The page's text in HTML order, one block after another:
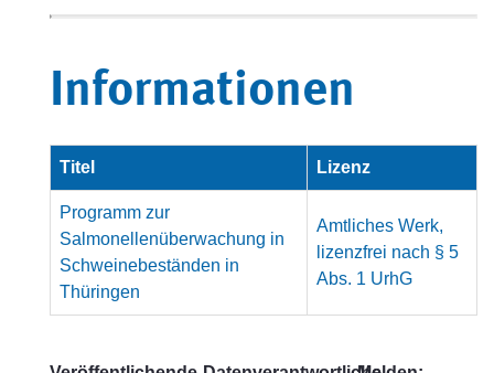
Informationen
Titel Lizenz
Programm zur
Salmonellenüberwachung in
Schweinebeständen in
Thüringen
Amtliches Werk,
lizenzfrei nach § 5
Abs. 1 UrhG